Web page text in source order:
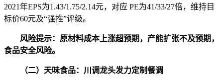
2021年EPS为1.43/1.75/2.14元，对应 PE为41/33/27倍，维持目
标价60元及“强推”评级。
风险提示：原材料成本上涨超预期，产能扩张不及预期，
食品安全风险。
（二）天味食品：川调龙头发力定制餐调